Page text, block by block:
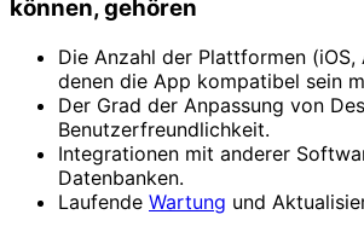
können, gehören
Die Anzahl der Plattformen (iOS,
denen die App kompatibel sein
Der Grad der Anpassung von
Benutzerfreundlichkeit.
Integrationen mit anderer
Datenbanken.
Laufende Wartung und